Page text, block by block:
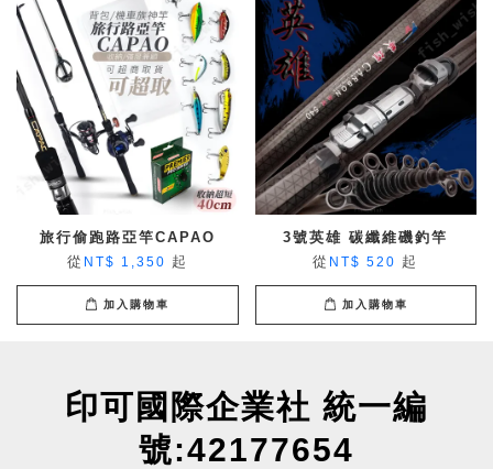
旅行偷跑路亞竿CAPAO
從 NT$ 1,350 起
加入購物車
3號英雄 碳纖維磯釣竿
從 NT$ 520 起
加入購物車
印可國際企業社 統一編
號:42177654